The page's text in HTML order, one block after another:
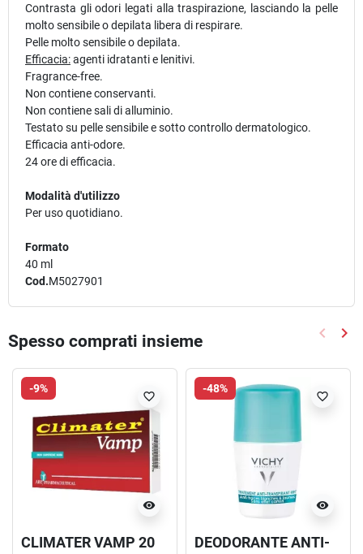
Contrasta gli odori legati alla traspirazione, lasciando la pelle
molto sensibile o depilata libera di respirare.
Pelle molto sensibile o depilata.
Efficacia:agenti idratanti e lenitivi.
Fragrance-free.
Non contiene conservanti.
Non contiene sali di alluminio.
Testato su pelle sensibile e sotto controllo dermatologico.
Efficacia anti-odore.
24 ore di efficacia.
Modalità d'utilizzo
Per uso quotidiano.
Formato
40 ml
Cod.M5027901
Spesso comprati insieme keyboard_arrow_left keyboard_arrow_right
-9%
visibility
favorite_border
CLIMATER VAMP 20
-48%
visibility
favorite_border
DEODORANTE ANTI-